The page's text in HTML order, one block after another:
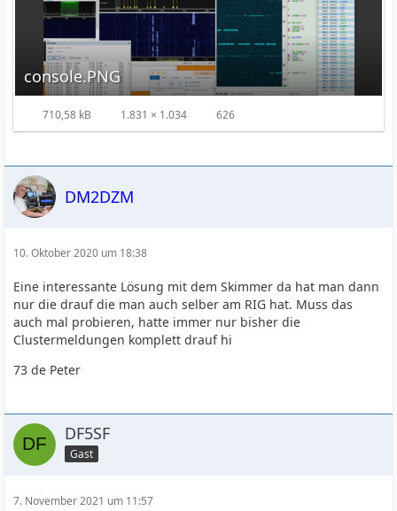
console.PNG
710,58 kB 1.831 × 1.034 626
DM2DZM
10. Oktober 2020 um 18:38
Eine interessante Lösung mit dem Skimmer da hat man dann
nur die drauf die man auch selber am RIG hat. Muss das
auch mal probieren, hatte immer nur bisher die
Clustermeldungen komplett drauf hi
73 de Peter
DF5SF
Gast
7. November 2021 um 11:57